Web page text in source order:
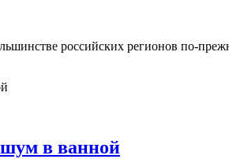
российских регионов по-
в ванной